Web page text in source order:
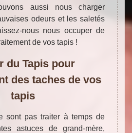
aussi nous charger
odeurs et les saletés
nous nous occuper de
de vos tapis !
du Tapis pour
des taches de vos
tapis
sont pas traiter à temps de
astuces de grand-mère,